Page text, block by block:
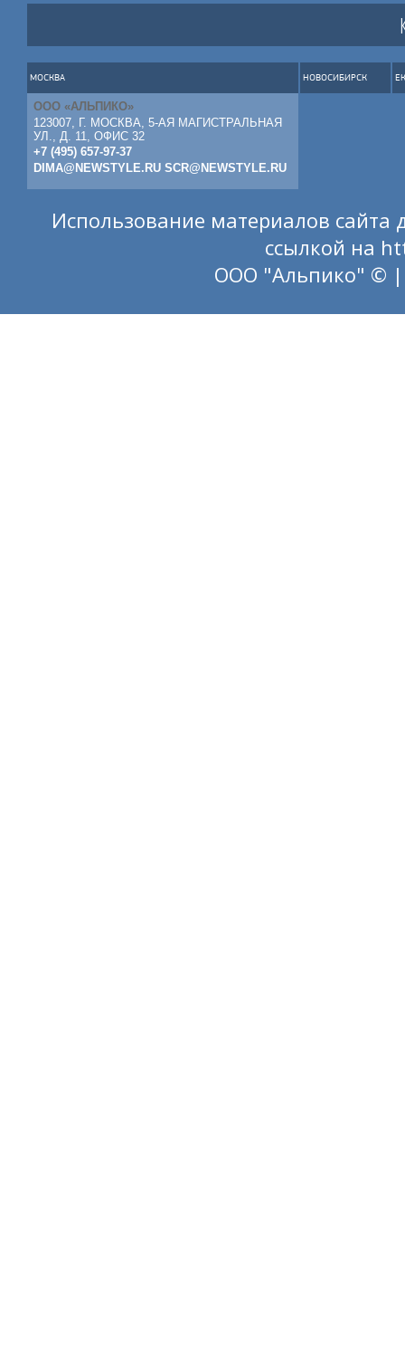
МОСКВА
ООО «АЛЬПИКО»
123007, Г. МОСКВА, 5-АЯ МАГИСТРАЛЬНАЯ
УЛ., Д. 11, ОФИС 32
+7 (495) 657-97-37
DIMA@NEWSTYLE.RU SCR@NEWSTYLE.RU
НОВОСИБИРСК
Использование материалов сайта
ссылкой на
ООО "Альпико" © |